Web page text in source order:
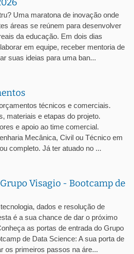
Uma maratona de inovação onde
áreas se reúnem para desenvolver
da educação. Em dois dias
em equipe, receber mentoria de
suas ideias para uma ban...
técnicos e comerciais.
materiais e etapas do projeto.
e apoio ao time comercial.
Mecânica, Civil ou Técnico em
completo. Já ter atuado no ...
Visagio - Bootcamp de
dados e resolução de
é a sua chance de dar o próximo
as portas de entrada do Grupo
de Data Science: A sua porta de
os primeiros passos na áre...